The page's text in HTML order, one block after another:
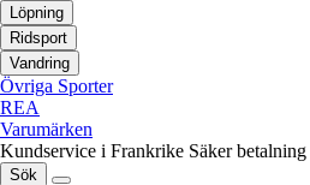
Löpning
Ridsport
Vandring
Övriga Sporter
REA
Varumärken
Kundservice i Frankrike Säker betalning
Sök